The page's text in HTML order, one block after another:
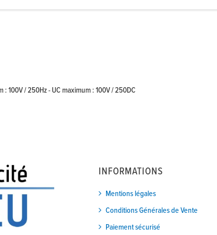
: 100V / 250Hz - UC maximum : 100V / 250DC
INFORMATIONS
Mentions légales
Conditions Générales de Vente
Paiement sécurisé